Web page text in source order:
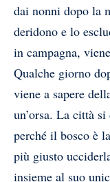
dai nonni dopo la
deridono e lo
in campagna,
Qualche giorno
viene a sapere
un’orsa. La città
perché il bosco è
più giusto
insieme al suo